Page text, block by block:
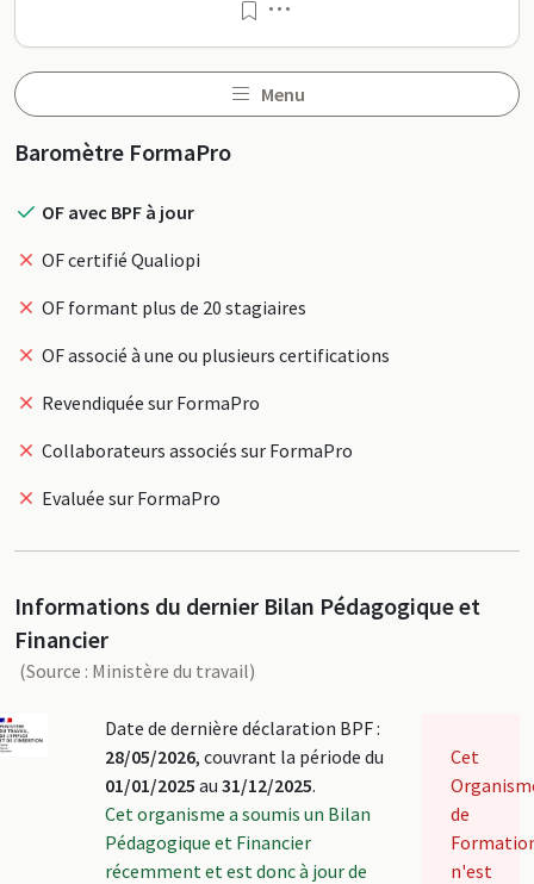
Menu
Profil
Baromètre FormaPro
OF avec BPF à jour
OF certifié Qualiopi
OF formant plus de 20 stagiaires
OF associé à une ou plusieurs certifications
Revendiquée sur FormaPro
Collaborateurs associés sur FormaPro
Evaluée sur FormaPro
Informations du dernier Bilan Pédagogique et
Financier
(Source : Ministère du travail)
Date de dernière déclaration BPF :
28/05/2026, couvrant la période du
01/01/2025 au 31/12/2025.
Cet organisme a soumis un Bilan
Pédagogique et Financier
récemment et est donc à jour de
Cet
de
n'est